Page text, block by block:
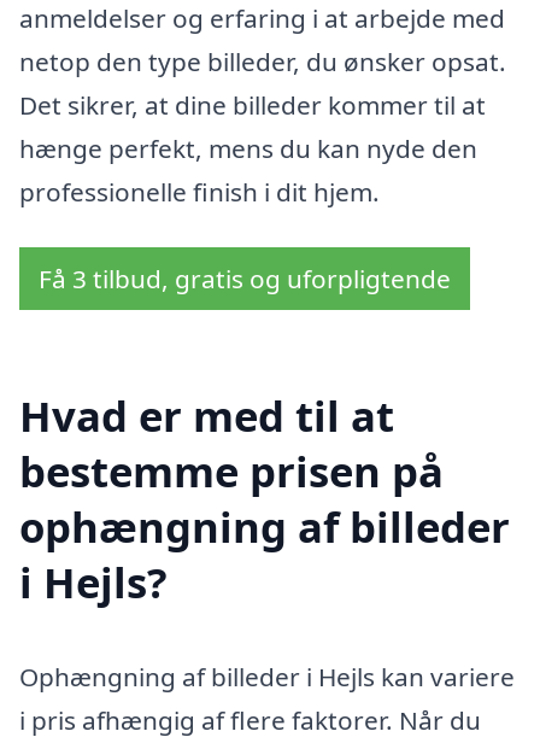
anmeldelser og erfaring i at arbejde med
netop den type billeder, du ønsker opsat.
Det sikrer, at dine billeder kommer til at
hænge perfekt, mens du kan nyde den
professionelle finish i dit hjem.
Få 3 tilbud, gratis og uforpligtende
Hvad er med til at
bestemme prisen på
ophængning af billeder
i Hejls?
Ophængning af billeder i Hejls kan variere
i pris afhængig af flere faktorer. Når du